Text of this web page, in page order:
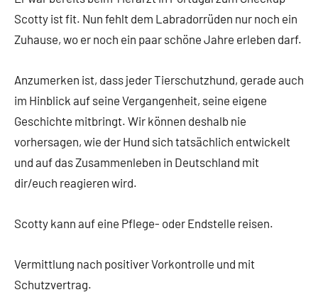
Scotty ist fit. Nun fehlt dem Labradorrüden nur noch ein
Zuhause, wo er noch ein paar schöne Jahre erleben darf.
Anzumerken ist, dass jeder Tierschutzhund, gerade auch
im Hinblick auf seine Vergangenheit, seine eigene
Geschichte mitbringt. Wir können deshalb nie
vorhersagen, wie der Hund sich tatsächlich entwickelt
und auf das Zusammenleben in Deutschland mit
dir/euch reagieren wird.
Scotty kann auf eine Pflege- oder Endstelle reisen.
Vermittlung nach positiver Vorkontrolle und mit
Schutzvertrag.